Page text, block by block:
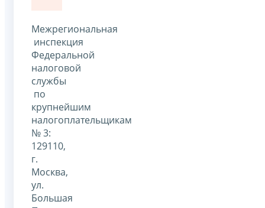
Межрегиональная
инспекция
Федеральной
налоговой
службы
по
крупнейшим
налогоплательщикам
№ 3:
129110,
г.
Москва,
ул.
Большая